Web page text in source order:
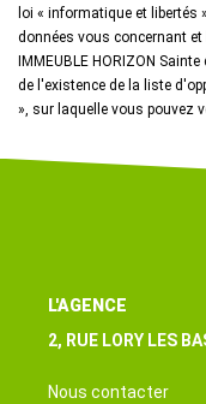
loi « informatique et libertés
données vous concernant et
IMMEUBLE HORIZON
de l'existence de la liste
», sur laquelle vous pouvez
L'AGENCE
2, RUE LORY LES
Nous contacter